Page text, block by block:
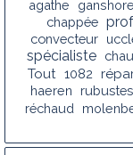
agathe
ganshore
chappée
convecteur
spécialiste
Tout 1082
haeren rubustes
réchaud